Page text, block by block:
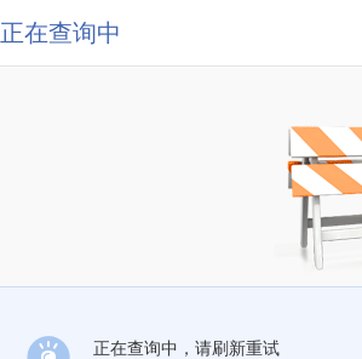
正在查询中
正在查询中，请刷新重试